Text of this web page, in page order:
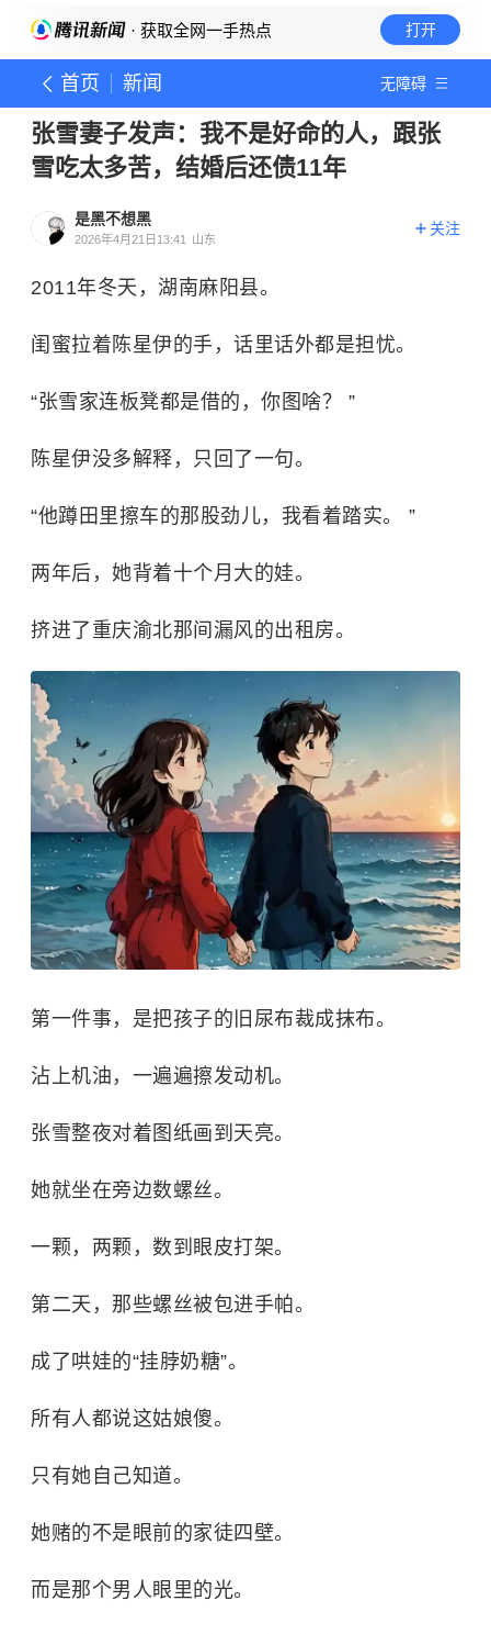
· 获取全网一手热点 打开
首页 新闻 无障碍
张雪妻子发声：我不是好命的人，跟张
雪吃太多苦，结婚后还债11年
是黑不想黑
2026年4月21日13:41 山东
关注
2011年冬天，湖南麻阳县。
闺蜜拉着陈星伊的手，话里话外都是担忧。
“张雪家连板凳都是借的，你图啥？ ”
陈星伊没多解释，只回了一句。
“他蹲田里擦车的那股劲儿，我看着踏实。 ”
两年后，她背着十个月大的娃。
挤进了重庆渝北那间漏风的出租房。
第一件事，是把孩子的旧尿布裁成抹布。
沾上机油，一遍遍擦发动机。
张雪整夜对着图纸画到天亮。
她就坐在旁边数螺丝。
一颗，两颗，数到眼皮打架。
第二天，那些螺丝被包进手帕。
成了哄娃的“挂脖奶糖”。
所有人都说这姑娘傻。
只有她自己知道。
她赌的不是眼前的家徒四壁。
而是那个男人眼里的光。